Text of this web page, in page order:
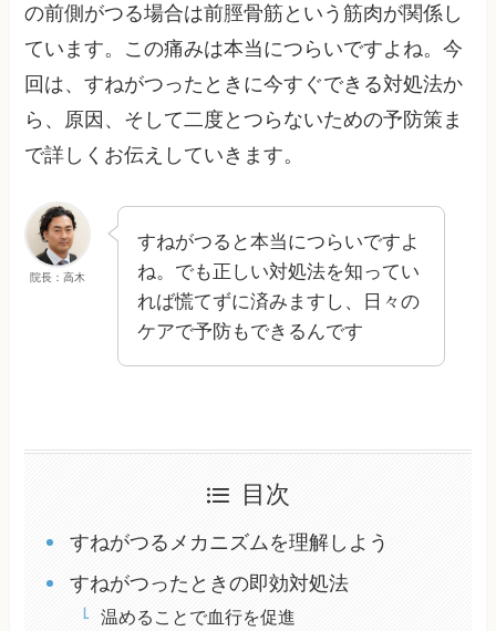
の前側がつる場合は前脛骨筋という筋肉が関係し
ています。この痛みは本当につらいですよね。今
回は、すねがつったときに今すぐできる対処法か
ら、原因、そして二度とつらないための予防策ま
で詳しくお伝えしていきます。
院長：高木
すねがつると本当につらいですよ
ね。でも正しい対処法を知ってい
れば慌てずに済みますし、日々の
ケアで予防もできるんです
目次
すねがつるメカニズムを理解しよう
すねがつったときの即効対処法
温めることで血行を促進